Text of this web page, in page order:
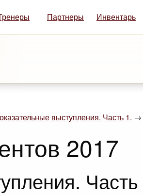
Партнеры Инвентарь
выступления. Часть 1. →
2017
Часть